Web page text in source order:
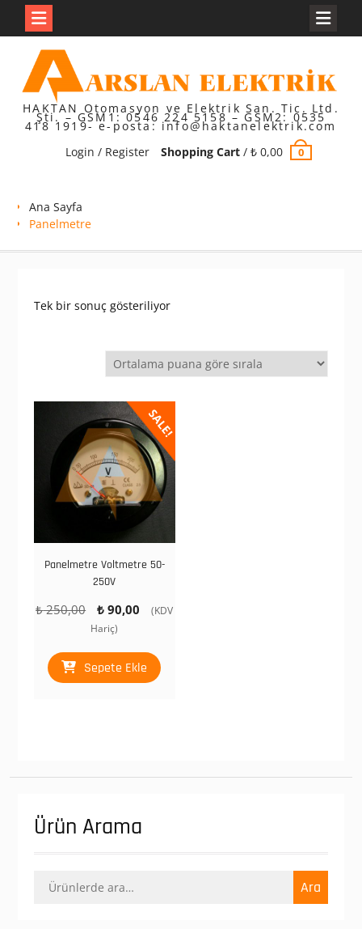
content
HAKTAN Otomasyon ve Elektrik San. Tic. Ltd.
Şti. – GSM1: 0546 224 5158 – GSM2: 0535
418 1919- e-posta: info@haktanelektrik.com
Login / Register
Shopping Cart/ ₺0,00 0
Ana Sayfa
Panelmetre
Tek bir sonuç gösteriliyor
SALE!
Panelmetre Voltmetre 50-
250V
₺250,00
Orijinal
fiyat:
₺ 90,00
Şu
₺ 90,00.
(KDV
Hariç)
Sepete Ekle
Ürün Arama
Ara: Ara